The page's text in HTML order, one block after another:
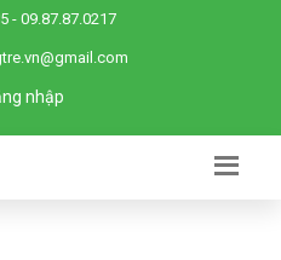
- 09.87.87.0217
nhập